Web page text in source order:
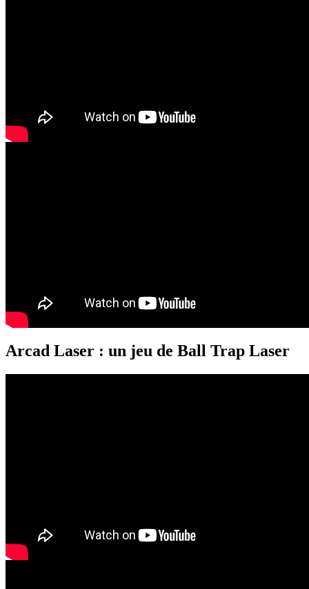
Arcad Laser : un jeu de Ball Trap Laser